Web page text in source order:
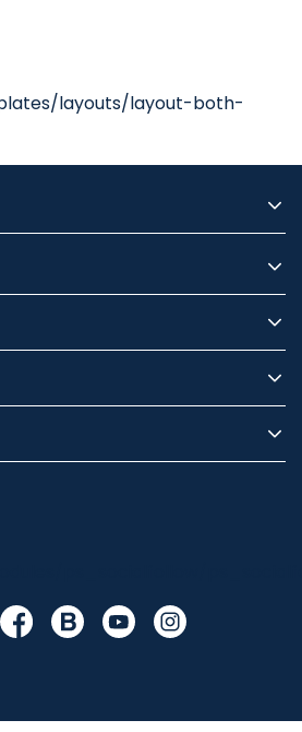
layouts/layout-both-